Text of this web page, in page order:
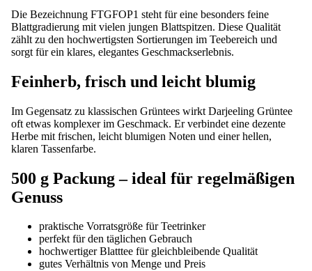
Die Bezeichnung FTGFOP1 steht für eine besonders feine
Blattgradierung mit vielen jungen Blattspitzen. Diese Qualität
zählt zu den hochwertigsten Sortierungen im Teebereich und
sorgt für ein klares, elegantes Geschmackserlebnis.
Feinherb, frisch und leicht blumig
Im Gegensatz zu klassischen Grüntees wirkt Darjeeling Grüntee
oft etwas komplexer im Geschmack. Er verbindet eine dezente
Herbe mit frischen, leicht blumigen Noten und einer hellen,
klaren Tassenfarbe.
500 g Packung – ideal für regelmäßigen
Genuss
praktische Vorratsgröße für Teetrinker
perfekt für den täglichen Gebrauch
hochwertiger Blatttee für gleichbleibende Qualität
gutes Verhältnis von Menge und Preis